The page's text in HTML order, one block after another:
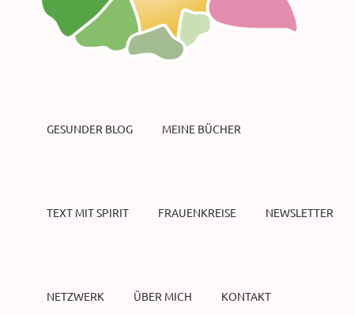
GESUNDER BLOG MEINE BÜCHER
TEXT MIT SPIRIT FRAUENKREISE NEWSLETTER
NETZWERK ÜBER MICH KONTAKT